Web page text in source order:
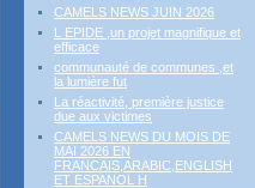
CAMELS NEWS JUIN 2026
L EPIDE ,un projet magnifique et
efficace
communauté de communes ,et
la lumière fut
La réactivité, première justice
due aux victimes
CAMELS NEWS DU MOIS DE
MAI 2026 EN
FRANCAIS,ARABIC,ENGLISH
ET ESPANOL H